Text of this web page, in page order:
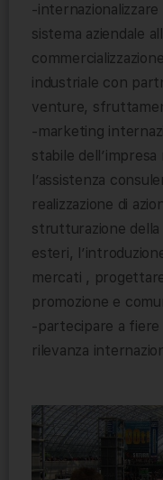
-
sistema aziendale
industriale con
venture,
-marketing
stabile
l’assistenza
realizzazione di
strutturazione
esteri,
mercati ,
promozione e
-partecipare a fiere
rilevanza